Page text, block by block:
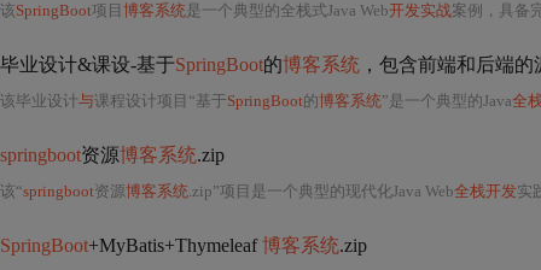
该SpringBoot项目 博客系统是一个典型的全栈式Java Web开发实战案例，具备
毕业设计&课设-基于SpringBoot的博客系统 ，包含前端和后端
该毕业设计与课程设计项目“基于SpringBoot的博客系统”是一个典型的Java全
springboot资源博客系统.zip
该“springboot资源博客系统.zip”项目是一个典型的现代化Java Web全栈开发实
SpringBoot+MyBatis+Thymeleaf博客系统.zip